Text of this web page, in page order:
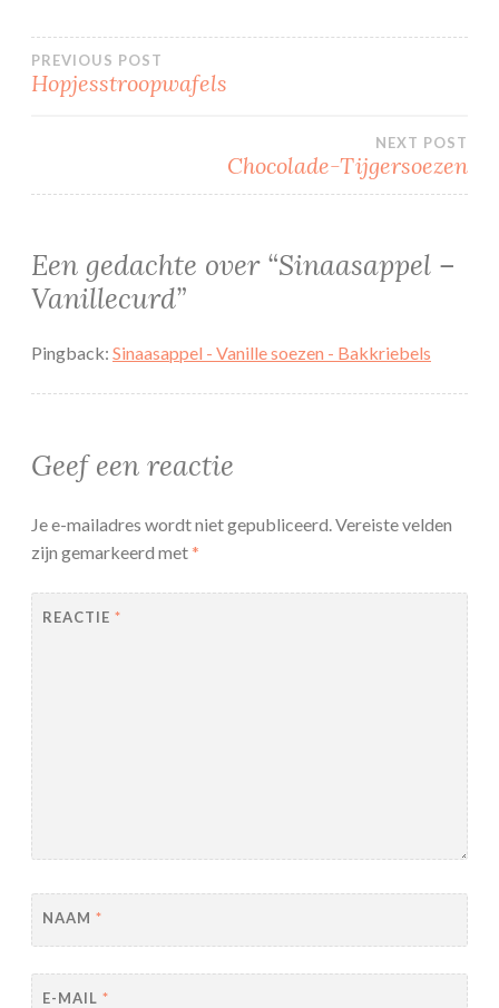
Bericht
PREVIOUS POST
Hopjesstroopwafels
NEXT POST
Chocolade-Tijgersoezen
Een gedachte over “Sinaasappel –
Vanillecurd”
Pingback: Sinaasappel - Vanille soezen - Bakkriebels
Geef een reactie
Je e-mailadres wordt niet gepubliceerd. Vereiste velden
zijn gemarkeerd met*
REACTIE *
NAAM *
E-MAIL *